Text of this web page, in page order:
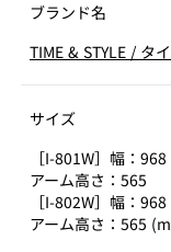
ブリックなラウ
るのにも適してい
過ごすことができ
た。
脚部は金物脚と
山県高岡市の鋳
を、木脚は無垢
ブランド名
TIME & STYLE / タ
サイズ
［I-801W］幅：
アーム高さ：565
［I-802W］幅：
アーム高さ：565